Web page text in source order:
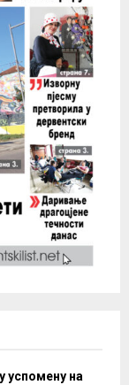
успомену на